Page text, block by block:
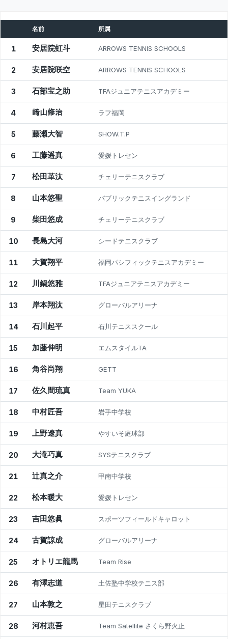
名前 所属
1 安居院虹斗 ARROWS TENNIS SCHOOLS
2 安居院咲空 ARROWS TENNIS SCHOOLS
3 石部宝之助 TFAジュニアテニスアカデミー
4 﨑山修治 ラフ福岡
5 藤瀬大智 SHOW.T.P
6 工藤遥真 愛媛トレセン
7 松田革汰 チェリーテニスクラブ
8 山本悠聖 パブリックテニスイングランド
9 柴田悠成 チェリーテニスクラブ
10 長島大河 シードテニスクラブ
11 大賀翔平 福岡パシフィックテニスアカデミー
12 川鍋悠雅 TFAジュニアテニスアカデミー
13 岸本翔汰 グローバルアリーナ
14 石川起平 石川テニススクール
15 加藤伸明 エムスタイルTA
16 角谷尚翔 GETT
17 佐久間琉真 Team YUKA
18 中村匠吾 岩手中学校
19 上野遼真 やすいそ庭球部
20 大滝巧真 SYSテニスクラブ
21 辻真之介 甲南中学校
22 松本暖大 愛媛トレセン
23 吉田悠眞 スポーツフィールドキャロット
24 古賀諒成 グローバルアリーナ
25 オトリエ龍馬 Team Rise
26 有澤志道 土佐塾中学校テニス部
27 山本敦之 星田テニスクラブ
28 河村恵吾 Team Satellite さくら野火止